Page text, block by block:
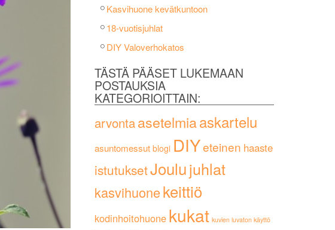
Kasvihuone kevätkuntoon
18-vuotisjuhlat
DIY Valoverhokatos
TÄSTÄ PÄÄSET LUKEMAAN
POSTAUKSIA
KATEGORIOITTAIN:
arvontaasetelmiaaskartelu
asuntomessut blogi DIYeteinen haaste
istutuksetJoulujuhlat
kasvihuonekeittiö
kodinhoitohuone kukat kuvien luvaton käyttö